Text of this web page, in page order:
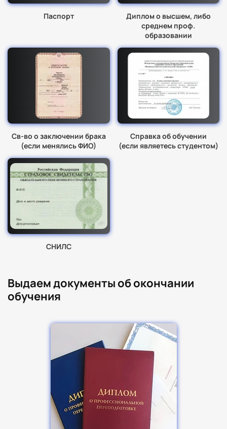
Паспорт
Диплом о высшем, либо
среднем проф.
образовании
Св-во о заключении брака
(если менялись ФИО)
Справка об обучении
(если являетесь студентом)
СНИЛС
Выдаем документы об окончании
обучения